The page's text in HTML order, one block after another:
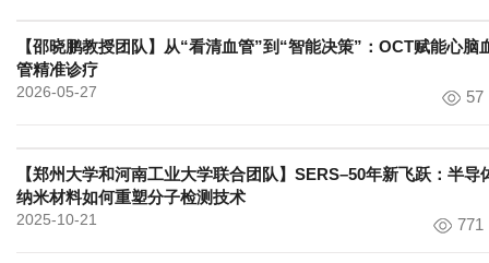
【邵晓鹏教授团队】从“看清血管”到“智能决策”：OCT赋能心脑
管精准诊疗
2026-05-27 57
【郑州大学和河南工业大学联合团队】SERS–50年新飞跃：半导
纳米材料如何重塑分子检测技术
2025-10-21 771